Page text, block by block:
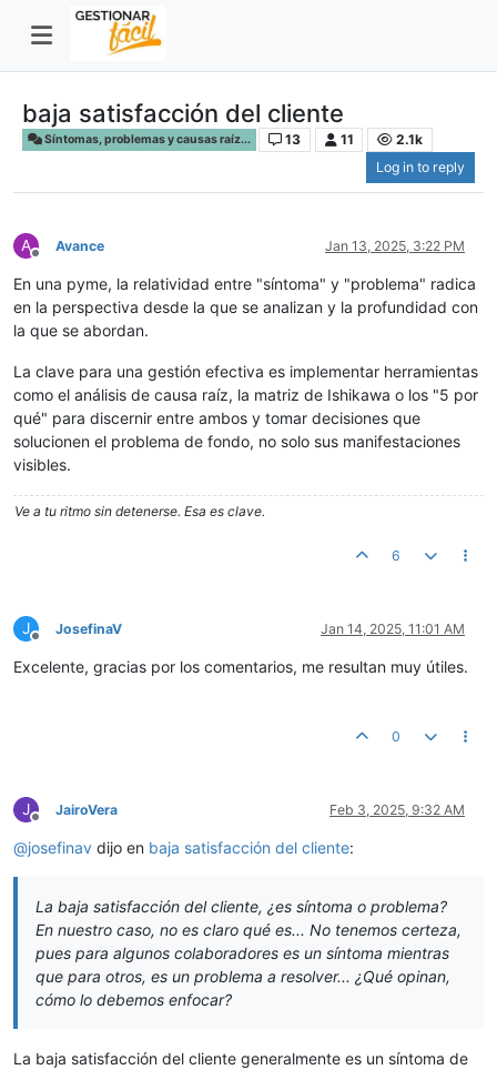
baja satisfacción del cliente
Síntomas, problemas y causas raíz... 13 11
2.1k
Log in to reply
A
Offline
Avance Jan 13, 2025, 3:22 PM
En una pyme, la relatividad entre "síntoma" y "problema" radica
en la perspectiva desde la que se analizan y la profundidad con
la que se abordan.
La clave para una gestión efectiva es implementar herramientas
como el análisis de causa raíz, la matriz de Ishikawa o los "5 por
qué" para discernir entre ambos y tomar decisiones que
solucionen el problema de fondo, no solo sus manifestaciones
visibles.
Ve a tu ritmo sin detenerse. Esa es clave.
6
J
Offline
JosefinaV Jan 14, 2025, 11:01 AM
Excelente, gracias por los comentarios, me resultan muy útiles.
0
J
Offline
JairoVera Feb 3, 2025, 9:32 AM
@josefinav dijo en baja satisfacción del cliente:
La baja satisfacción del cliente, ¿es síntoma o problema?
En nuestro caso, no es claro qué es... No tenemos certeza,
pues para algunos colaboradores es un síntoma mientras
que para otros, es un problema a resolver... ¿Qué opinan,
cómo lo debemos enfocar?
La baja satisfacción del cliente generalmente es un síntoma de